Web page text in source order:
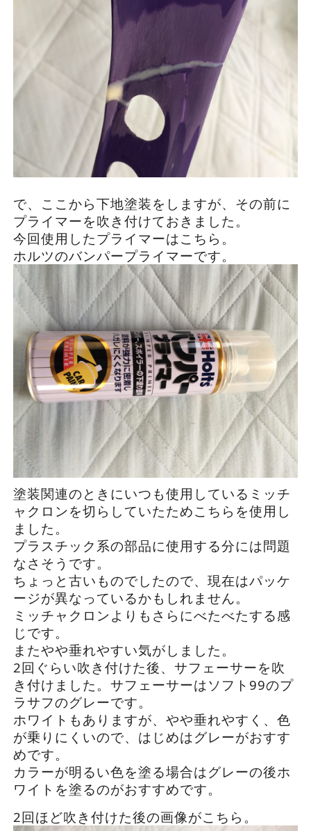
で、ここから下地塗装をしますが、その前に
プライマーを吹き付けておきました。
今回使用したプライマーはこちら。
ホルツのバンパープライマーです。
塗装関連のときにいつも使用しているミッチ
ャクロンを切らしていたためこちらを使用し
ました。
プラスチック系の部品に使用する分には問題
なさそうです。
ちょっと古いものでしたので、現在はパッケ
ージが異なっているかもしれません。
ミッチャクロンよりもさらにべたべたする感
じです。
またやや垂れやすい気がしました。
2回ぐらい吹き付けた後、サフェーサーを吹
き付けました。 サフェーサーはソフト99のプ
ラサフのグレーです。
ホワイトもありますが、やや垂れやすく、色
が乗りにくいので、はじめはグレーがおすす
めです。
カラーが明るい色を塗る場合はグレーの後ホ
ワイトを塗るのがおすすめです。
2回ほど吹き付けた後の画像がこちら。